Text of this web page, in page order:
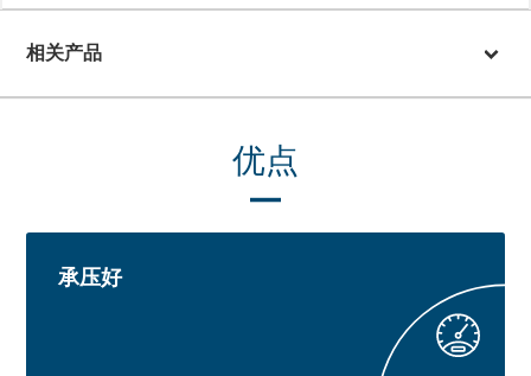
相关产品
优点
承压好